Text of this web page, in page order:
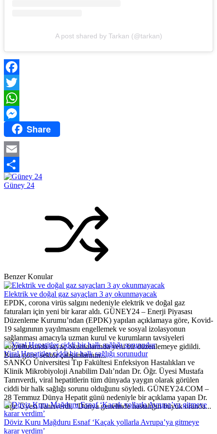
A post shared by Tarkan (@tarkan)
Facebook
Twitter
WhatsApp
MessengerShare
Email
Share
Güney 24
Benzer Konular
Elektrik ve doğal gaz sayaçları 3 ay okunmayacak
EPDK, corona virüs salgını nedeniyle elektrik ve doğal gaz
faturaları için yeni bir karar aldı. GÜNEY24 – Enerji Piyasası
Düzenleme Kurumu’ndan (EPDK) yapılan açıklamaya göre, Kovid-
19 salgınının yayılmasını engellemek ve sosyal izolasyonun
sağlanması amacıyla uzman kurul ve kurumların tavsiyeleri
doğrultusunda sayaç okumalarında yeni bir düzenlemeye gidildi.
Buna göre, sektör çalışanlarının...
Viral Hepatitler ciddi bir halk sağlığı sorunudur
SANKO Üniversitesi Tıp Fakültesi Enfeksiyon Hastalıkları ve
Klinik Mikrobiyoloji Anabilim Dalı’ndan Dr. Öğr. Üyesi Mustafa
Tanrıverdi, viral hepatitlerin tüm dünyada yaygın olarak görülen
ciddi bir halk sağlığı sorunu olduğunu söyledi. GÜNEY24.COM –
28 Temmuz Dünya Hepatit günü nedeniyle bir açıklama yapan Dr.
Öğr. Üyesi Tanrıverdi, “Dünya genelinde hastalığın büyük oranda...
Döviz Kuru Mağduru Esnaf ‘Kaçak yollarla Avrupa’ya gitmeye
karar verdim’